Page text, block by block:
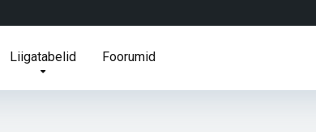
Liigatabelid Foorumid